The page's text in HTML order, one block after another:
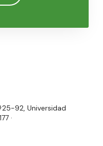
92, Universidad
·